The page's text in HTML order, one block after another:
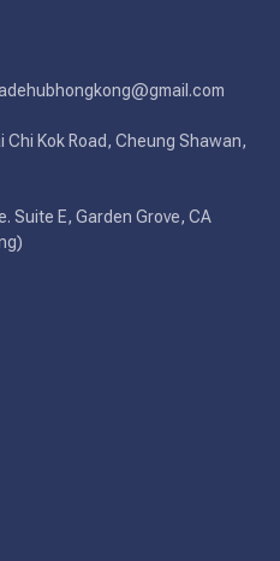
Chi Kok Road, Cheung Shawan,
Suite E, Garden Grove, CA